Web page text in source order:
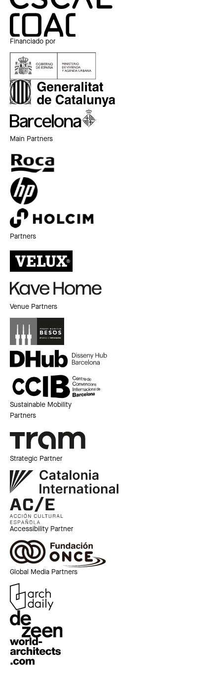
Financiado por
Main Partners
Partners
Venue Partners
Sustainable Mobility
Partners
Strategic Partner
Accessibility Partner
Global Media Partners